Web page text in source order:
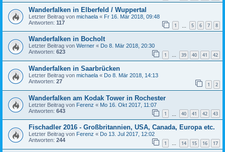
Wanderfalken in Elberfeld / Wuppertal
Letzter Beitrag von michaela « Fr 16. Mär 2018, 09:48
Antworten: 117 1 5 6 7 8
Wanderfalken in Bocholt
Letzter Beitrag von Werner « Do 8. Mär 2018, 20:30
Antworten: 623 1 … 39 40 41 42
Wanderfalken in Saarbrücken
Letzter Beitrag von michaela « Do 8. Mär 2018, 14:13
Antworten: 27 1 2
Wanderfalken am Kodak Tower in Rochester
Letzter Beitrag von Ferenz « Mo 16. Okt 2017, 11:07
Antworten: 643 1 40 41 42 43
Fischadler 2016 - Großbritannien, USA, Canada, Europa etc.
Letzter Beitrag von Ferenz « Do 13. Jul 2017, 12:02
Antworten: 244 1 … 14 15 16 17